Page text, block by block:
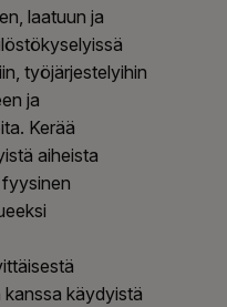
laatuun ja
työjärjestelyihin
ja
Kerää
aiheista
käydyistä